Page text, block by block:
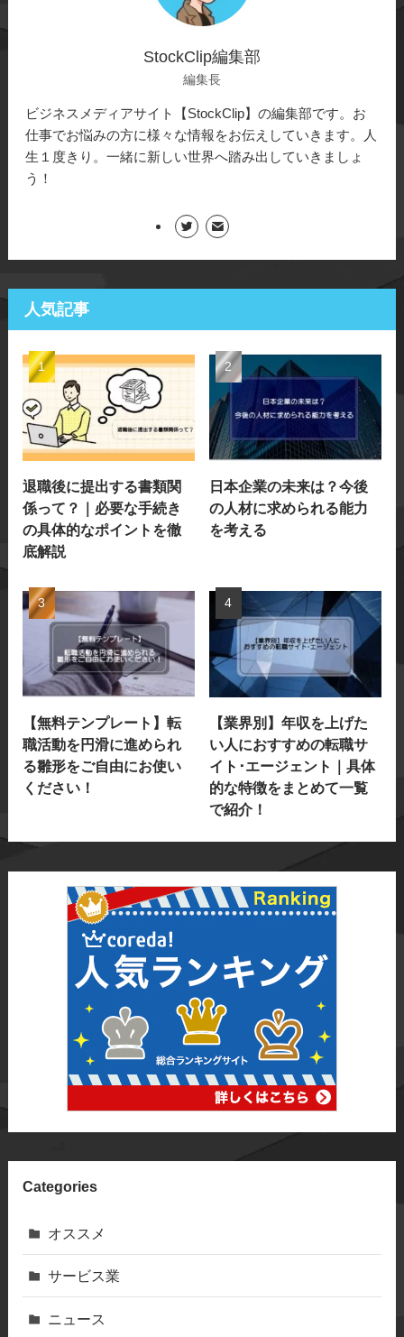
StockClip編集部
編集長
ビジネスメディアサイト【StockClip】の編集部です。お
仕事でお悩みの方に様々な情報をお伝えしていきます。人
生１度きり。一緒に新しい世界へ踏み出していきましょ
う！
人気記事
退職後に提出する書類関
係って？｜必要な手続き
の具体的なポイントを徹
底解説
日本企業の未来は？今後
の人材に求められる能力
を考える
【無料テンプレート】転
職活動を円滑に進められ
る雛形をご自由にお使い
ください！
【業界別】年収を上げた
い人におすすめの転職サ
イト･エージェント｜具体
的な特徴をまとめて一覧
で紹介！
Categories
オススメ
サービス業
ニュース